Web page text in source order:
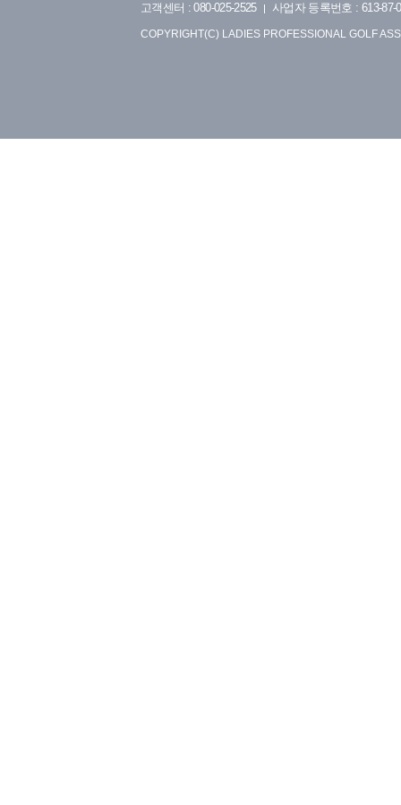
고객센터 : 080-025-2525
사업자 등록번호 : 613-87-
COPYRIGHT(C) LADIES PROFESSIONAL GOLF